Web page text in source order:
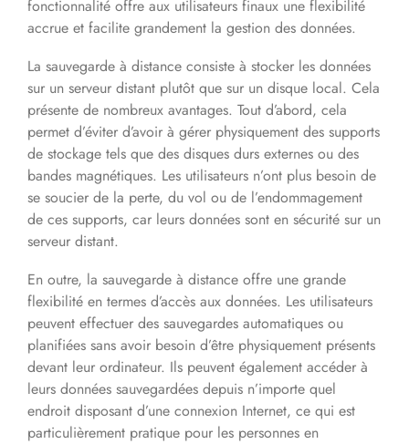
fonctionnalité offre aux utilisateurs finaux une flexibilité
accrue et facilite grandement la gestion des données.
La sauvegarde à distance consiste à stocker les données
sur un serveur distant plutôt que sur un disque local. Cela
présente de nombreux avantages. Tout d’abord, cela
permet d’éviter d’avoir à gérer physiquement des supports
de stockage tels que des disques durs externes ou des
bandes magnétiques. Les utilisateurs n’ont plus besoin de
se soucier de la perte, du vol ou de l’endommagement
de ces supports, car leurs données sont en sécurité sur un
serveur distant.
En outre, la sauvegarde à distance offre une grande
flexibilité en termes d’accès aux données. Les utilisateurs
peuvent effectuer des sauvegardes automatiques ou
planifiées sans avoir besoin d’être physiquement présents
devant leur ordinateur. Ils peuvent également accéder à
leurs données sauvegardées depuis n’importe quel
endroit disposant d’une connexion Internet, ce qui est
particulièrement pratique pour les personnes en